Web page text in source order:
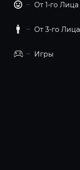
От 1-го Лица
От 3-го Лица
Игры